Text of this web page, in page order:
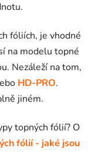
fóliích, je vhodné
na modelu topné
Nezáleží na tom,
HD-PRO.
jiném.
topných fólií? O
fólií - jaké jsou